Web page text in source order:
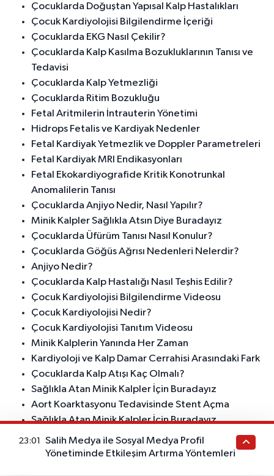
Çocuklarda Doğuştan Yapısal Kalp Hastalıkları
Çocuk Kardiyolojisi Bilgilendirme İçeriği
Çocuklarda EKG Nasıl Çekilir?
Çocuklarda Kalp Kasılma Bozukluklarının Tanısı ve
Tedavisi
Çocuklarda Kalp Yetmezliği
Çocuklarda Ritim Bozukluğu
Fetal Aritmilerin İntrauterin Yönetimi
Hidrops Fetalis ve Kardiyak Nedenler
Fetal Kardiyak Yetmezlik ve Doppler Parametreleri
Fetal Kardiyak MRI Endikasyonları
Fetal Ekokardiyografide Kritik Konotrunkal
Anomalilerin Tanısı
Çocuklarda Anjiyo Nedir, Nasıl Yapılır?
Minik Kalpler Sağlıkla Atsın Diye Buradayız
Çocuklarda Üfürüm Tanısı Nasıl Konulur?
Çocuklarda Göğüs Ağrısı Nedenleri Nelerdir?
Anjiyo Nedir?
Çocuklarda Kalp Hastalığı Nasıl Teşhis Edilir?
Çocuk Kardiyolojisi Bilgilendirme Videosu
Çocuk Kardiyolojisi Nedir?
Çocuk Kardiyolojisi Tanıtım Videosu
Minik Kalplerin Yanında Her Zaman
Kardiyoloji ve Kalp Damar Cerrahisi Arasındaki Fark
Çocuklarda Kalp Atışı Kaç Olmalı?
Sağlıkla Atan Minik Kalpler İçin Buradayız
Aort Koarktasyonu Tedavisinde Stent Açma
Sağlıkla Atan Minik Kalpler İçin Buradayız
Çocuk Kardiyolojisi Video İçeriği
Çocuk Kardiyolojisi Bilgilendirme Videosu
23:01
Salih Medya ile Sosyal Medya Profil
Yönetiminde Etkileşim Artırma Yöntemleri